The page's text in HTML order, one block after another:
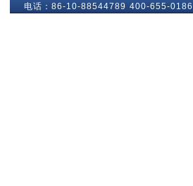
电话：86-10-88544789 400-655-